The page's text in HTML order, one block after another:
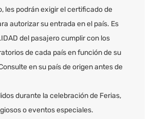
les podrán exigir el certificado de
autorizar su entrada en el país. Es
del pasajero cumplir con los
de cada país en función de su
en su país de origen antes de
durante la celebración de Ferias,
o eventos especiales.